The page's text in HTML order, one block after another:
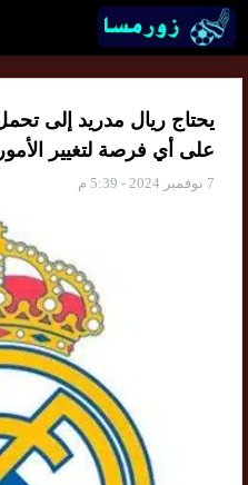
يحتاج ريال مدريد إلى
على أي فرصة لتغيير الأمور
7 نوفمبر 2024 - 5:39 م